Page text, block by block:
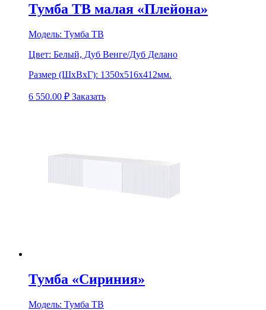
Тумба ТВ малая «Плейона»
Модель: Тумба ТВ
Цвет: Белый, Дуб Венге/Дуб Делано
Размер (ШхВхГ): 1350х516х412мм.
6 550.00 ₽ Заказать
Тумба «Сириния»
Модель: Тумба ТВ